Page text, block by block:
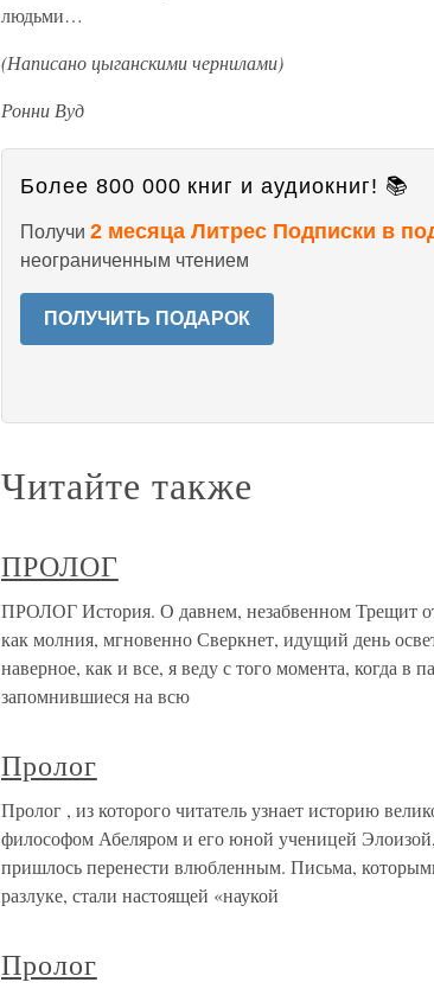
людьми…
(Написано цыганскими чернилами)
Ронни Вуд
Более 800 000 книг и аудиокниг! 📚
Получи 2 месяца Литрес Подписки в
неограниченным чтением
ПОЛУЧИТЬ ПОДАРОК
Читайте также
ПРОЛОГ
ПРОЛОГ История. О давнем, незабвенном Трещит
как молния, мгновенно Сверкнет, идущий день
наверное, как и все, я веду с того момента, когда в
запомнившиеся на всю
Пролог
Пролог , из которого читатель узнает историю
философом Абеляром и его юной ученицей
пришлось перенести влюбленным. Письма,
разлуке, стали настоящей «наукой
Пролог